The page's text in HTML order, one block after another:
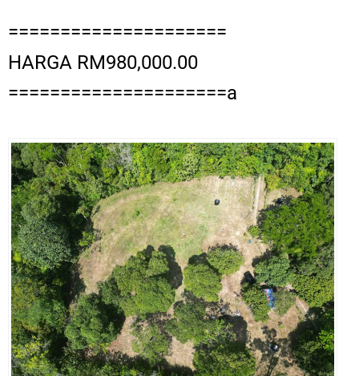
=====================
HARGA RM980,000.00
=====================a